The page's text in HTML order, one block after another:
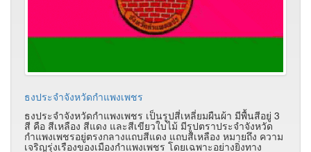
ธงประจำจังหวัดกำแพงเพชร
ธงประจำจังหวัดกำแพงเพชร เป็นรูปสี่เหลี่ยมผืนผ้า มีพื้นสีอยู่ 3
สี คือ สีเหลือง สีแดง และสีเขียวใบไม้ มีรูปตราประจำจังหวัด
กำแพงเพชรอยู่ตรงกลางแถบสีแดง แถบสีเหลือง หมายถึง ความ
เจริญรุ่งเรืองของเมืองกำแพงเพชร โดยเฉพาะอย่างยิ่งทาง